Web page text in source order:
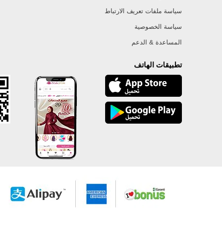
سياسة ملفات تعريف الارتباط
سياسة الخصوصية
المساعدة & الدعم
تطبيقات الهاتف